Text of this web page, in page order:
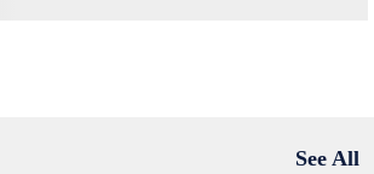
See All